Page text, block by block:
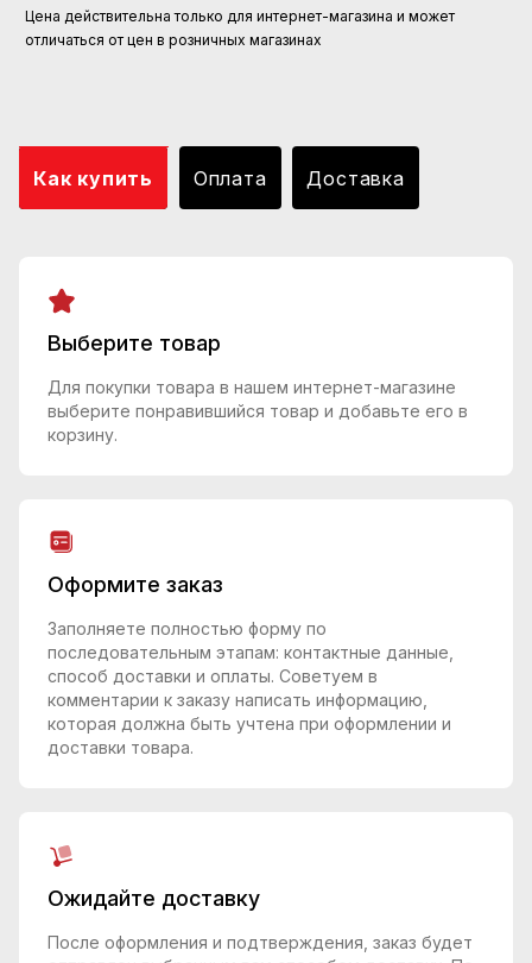
Цена действительна только для интернет-магазина и может
отличаться от цен в розничных магазинах
Как купить Оплата Доставка
Выберите товар
Для покупки товара в нашем интернет-магазине
выберите понравившийся товар и добавьте его в
корзину.
Оформите заказ
Заполняете полностью форму по
последовательным этапам: контактные данные,
способ доставки и оплаты. Советуем в
комментарии к заказу написать информацию,
которая должна быть учтена при оформлении и
доставки товара.
Ожидайте доставку
После оформления и подтверждения, заказ будет